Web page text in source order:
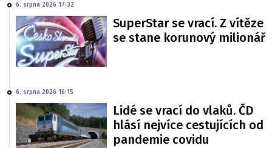
6. srpna 2026 17:32
SuperStar se vrací. Z vítěze
se stane korunový milionář
6. srpna 2026 16:15
Lidé se vrací do vlaků. ČD
hlásí nejvíce cestujících od
pandemie covidu